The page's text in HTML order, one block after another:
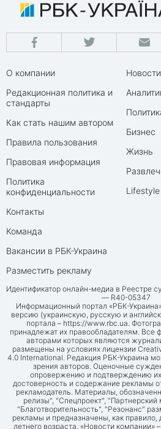
О компании
Редакционная политика и
стандарты
Как стать нашим автором
Правила пользования
Правовая информация
Политика
конфиденциальности
Контакты
Команда
Вакансии в РБК-Украина
Разместить рекламу
Бизнес
Жизнь
Lifestyle
Идентификатор онлайн-медиа в Реестре
— R40-05347
Информационный портал «РБК-
версию (украинскую, русскую и
портала – https://www.rbc.ua .
принадлежат их правообладателям. Все
авторами которых являются
размещены на условиях лицензии
4.0 International. Редакция РБК-Украина
зрения авторов. Оценочные
опровержению и подтверждению
достоверность и содержание рекламы
рекламодатель. Материалы,
релизы", "Спецпроект", "Партнерский
"Благотворительность", "Резонанс"
рекламы и предназначены, как правило,
летнего возраста. «Новости компании»